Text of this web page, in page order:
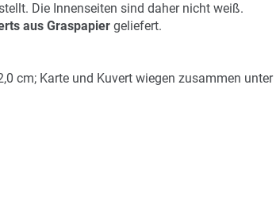
Die Innenseiten sind daher nicht weiß.
aus Graspapier geliefert.
cm; Karte und Kuvert wiegen zusammen